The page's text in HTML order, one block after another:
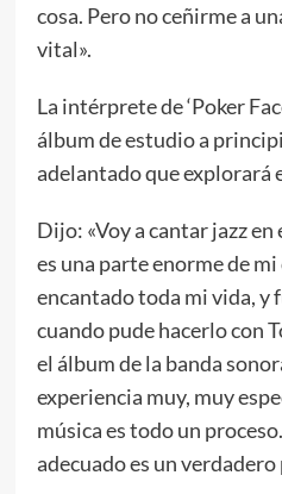
cosa. Pero no ceñirme a
vital».
La intérprete de ‘Poker
álbum de estudio a
adelantado que explorará
Dijo: «Voy a cantar jazz
es una parte enorme de
encantado toda mi vida, y
cuando pude hacerlo con
el álbum de la banda
experiencia muy, muy
música es todo un
adecuado es un verdadero